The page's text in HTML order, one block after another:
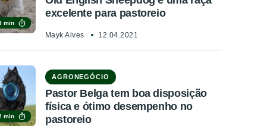
min
excelente para pastoreio
Mayk Alves 12.04.2021
min
AGRONEGÓCIO
Pastor Belga tem boa disposição
física e ótimo desempenho no
pastoreio